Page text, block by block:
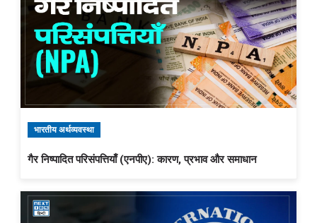
भारतीय अर्थव्यवस्था
गैर निष्पादित परिसंपत्तियाँ (एनपीए): कारण, प्रभाव और समाधान